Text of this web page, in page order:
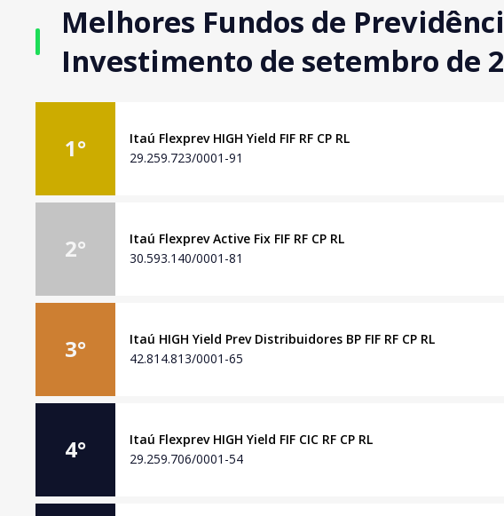
Melhores Fundos de
Investimento de setembro de
1°
Itaú Flexprev HIGH Yield FIF RF CP RL
29.259.723/0001-91
2°
Itaú Flexprev Active Fix FIF RF CP RL
30.593.140/0001-81
3°
Itaú HIGH Yield Prev Distribuidores BP FIF RF CP RL
42.814.813/0001-65
4°
Itaú Flexprev HIGH Yield FIF CIC RF CP RL
29.259.706/0001-54